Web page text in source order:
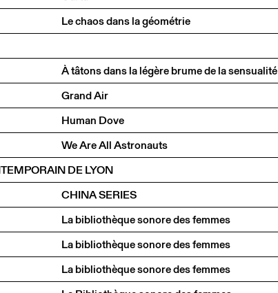
Le chaos dans la géométrie
À tâtons dans la légère brume de la sensualité
Grand Air
Human Dove
We Are All Astronauts
DE LYON
CHINA SERIES
La bibliothèque sonore des femmes
La bibliothèque sonore des femmes
La bibliothèque sonore des femmes